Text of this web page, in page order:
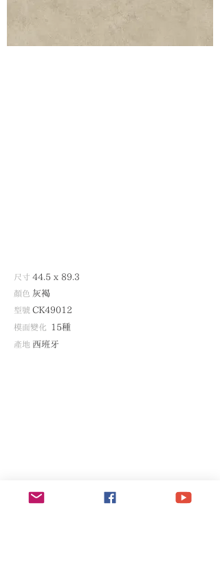
尺寸 44.5 x 89.3
顏色 灰褐
型號 CK49012
模面變化 15種
產地 西班牙